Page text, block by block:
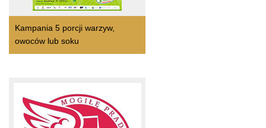
Kampania 5 porcji warzyw,
owoców lub soku